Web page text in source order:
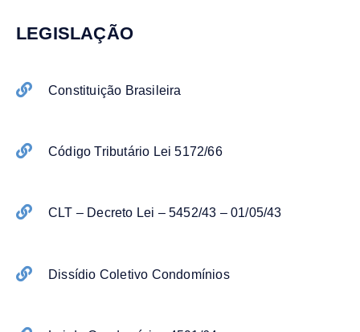
LEGISLAÇÃO
Constituição Brasileira
Código Tributário Lei 5172/66
CLT – Decreto Lei – 5452/43 – 01/05/43
Dissídio Coletivo Condomínios